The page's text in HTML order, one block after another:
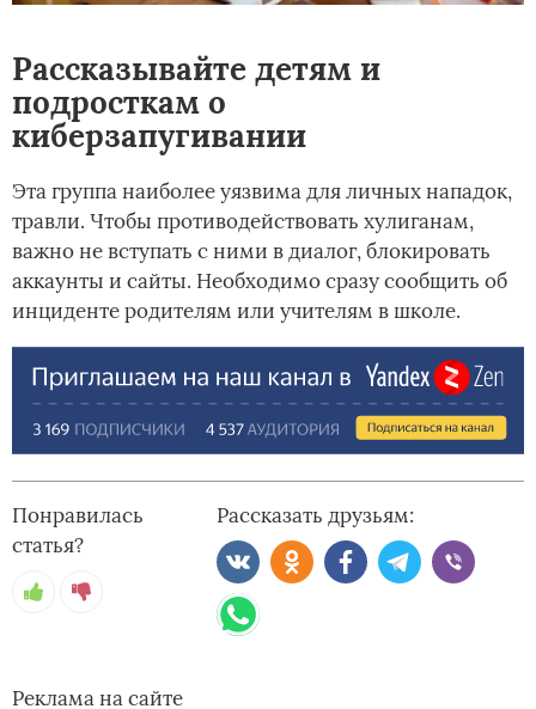
Рассказывайте детям и
подросткам о
киберзапугивании
Эта группа наиболее уязвима для личных нападок,
травли. Чтобы противодействовать хулиганам,
важно не вступать с ними в диалог, блокировать
аккаунты и сайты. Необходимо сразу сообщить об
инциденте родителям или учителям в школе.
Понравилась
статья?
Рассказать друзьям:
Реклама на сайте